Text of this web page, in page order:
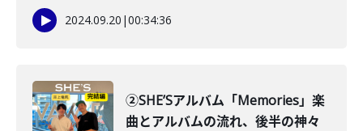
2024.09.20 |00:34:36
②SHE’Sアルバム「Memories」楽
曲とアルバムの流れ、後半の神々